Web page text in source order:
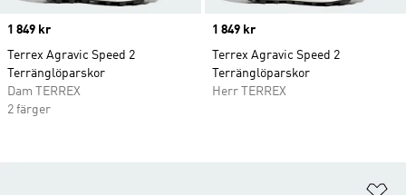
Price
1 849 kr
Terrex Agravic Speed 2
Terränglöparskor
Dam TERREX
2 färger
Price
1 849 kr
Terrex Agravic Speed 2
Terränglöparskor
Herr TERREX